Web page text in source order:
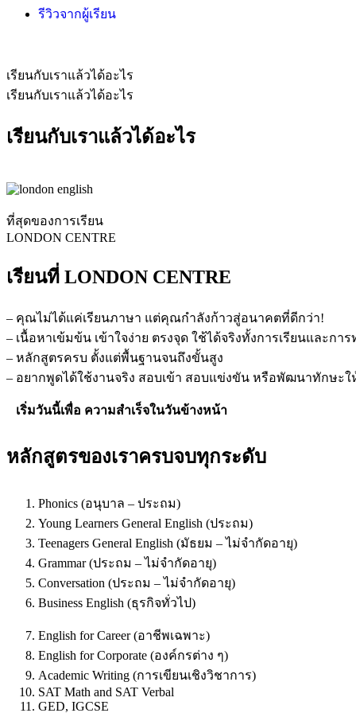
รีวิวจากผู้เรียน
เรียนกับเราแล้วได้อะไร
เรียนกับเราแล้วได้อะไร
เรียนกับเราแล้วได้อะไร
ที่สุดของการเรียน
LONDON CENTRE
เรียนที่ LONDON CENTRE
– คุณไม่ได้แค่เรียนภาษา แต่คุณกำลังก้าวสู่อนาคตที่ดีกว่า!
– เนื้อหาเข้มข้น เข้าใจง่าย ตรงจุด ใช้ได้จริงทั้งการเรียนและกา
– หลักสูตรครบ ตั้งแต่พื้นฐานจนถึงขั้นสูง
– อยากพูดได้ใช้งานจริง สอบเข้า สอบแข่งขัน หรือพัฒนาทักษะใ
เริ่มวันนี้เพื่อ ความสำเร็จในวันข้างหน้า
หลักสูตรของเราครบจบทุกระดับ
Phonics (อนุบาล – ประถม)
Young Learners General English (ประถม)
Teenagers General English (มัธยม – ไม่จำกัดอายุ)
Grammar (ประถม – ไม่จำกัดอายุ)
Conversation (ประถม – ไม่จำกัดอายุ)
Business English (ธุรกิจทั่วไป)
English for Career (อาชีพเฉพาะ)
English for Corporate (องค์กรต่าง ๆ)
Academic Writing (การเขียนเชิงวิชาการ)
SAT Math and SAT Verbal
GED, IGCSE